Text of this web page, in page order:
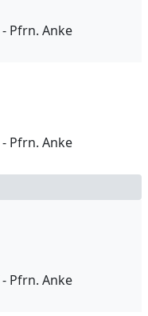
Pfrn. Anke
Pfrn. Anke
Pfrn. Anke